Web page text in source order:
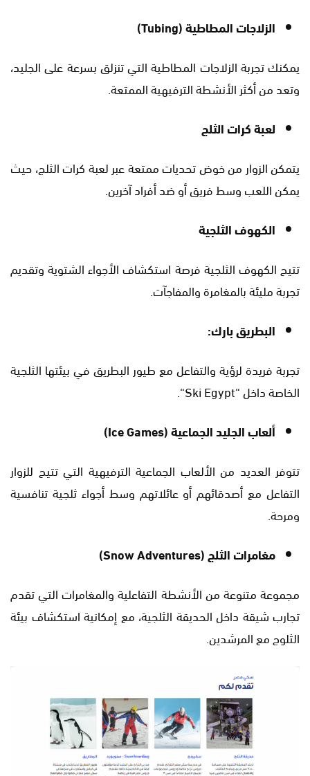
الزلاجات المطاطية (Tubing)
يمكنك تجربة الزلاجات المطاطية التي تنزلق بسرعة على الجليد،
وتعد من أكثر الأنشطة الترفيهية الممتعة.
لعبة كرات الثلج
يتمكن الزوار من خوض تحديات ممتعة عبر لعبة كرات الثلج، حيث
يمكن اللعب وسط فريق أو ضد أفراد آخرين.
الكهوف الثلجية
تتيح الكهوف الثلجية فرصة استكشاف الأجواء الشتوية وتقديم
تجربة مليئة بالمغامرة والمفاجآت.
البطريق بارك:
تجربة فريدة لرؤية والتفاعل مع طيور البطريق في بيئتها الثلجية
الخاصة داخل “‎Ski Egypt‎
“.
ألعاب الجليد الجماعية (Ice Games)
تتوفر العديد من الألعاب الجماعية الترفيهية التي تتيح للزوار
التفاعل مع أصدقائهم أو عائلاتهم وسط أجواء ثلجية تنافسية
ومرحة.
مغامرات الثلج (Snow Adventures)
مجموعة متنوعة من الأنشطة التفاعلية والمغامرات التي تقدم
تجارب شيقة داخل الحديقة الثلجية، مع إمكانية استكشاف بيئة
الثلوج مع المرشدين.